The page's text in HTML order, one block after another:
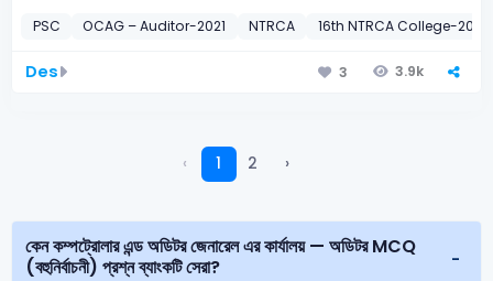
PSC OCAG – Auditor-2021 NTRCA 16th NTRCA College-2019
Des 3 3.9k
‹ 1 2 ›
কেন কম্পট্রোলার এন্ড অডিটর জেনারেল এর কার্যালয় — অডিটর MCQ
(বহুনির্বাচনী) প্রশ্ন ব্যাংকটি সেরা?